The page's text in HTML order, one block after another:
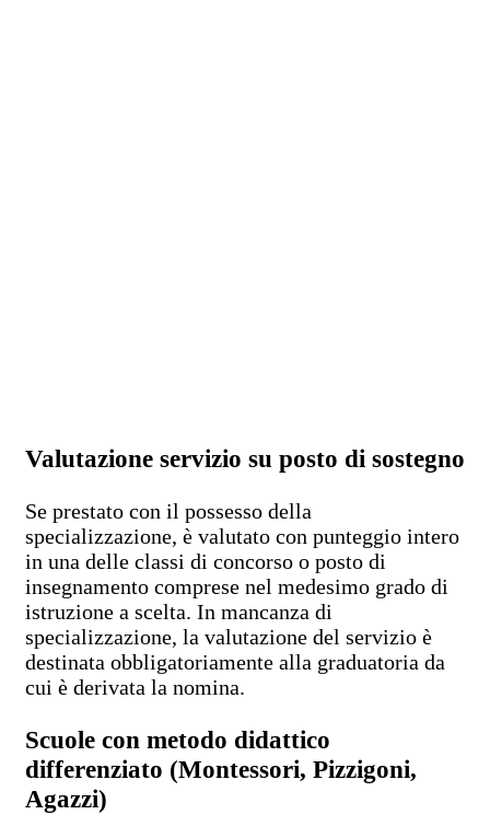
Valutazione servizio su posto di sostegno
Se prestato con il possesso della
specializzazione, è valutato con punteggio intero
in una delle classi di concorso o posto di
insegnamento comprese nel medesimo grado di
istruzione a scelta. In mancanza di
specializzazione, la valutazione del servizio è
destinata obbligatoriamente alla graduatoria da
cui è derivata la nomina.
Scuole con metodo didattico
differenziato (Montessori, Pizzigoni,
Agazzi)